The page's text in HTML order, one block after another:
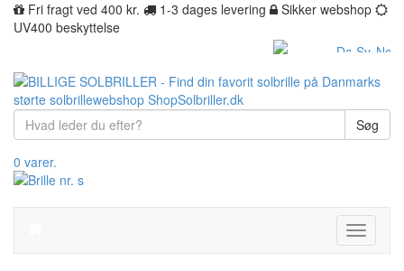
Fri fragt ved 400 kr. 1-3 dages levering
Sikker webshop
UV400 beskyttelse
Søg
0 varer.
Toggle